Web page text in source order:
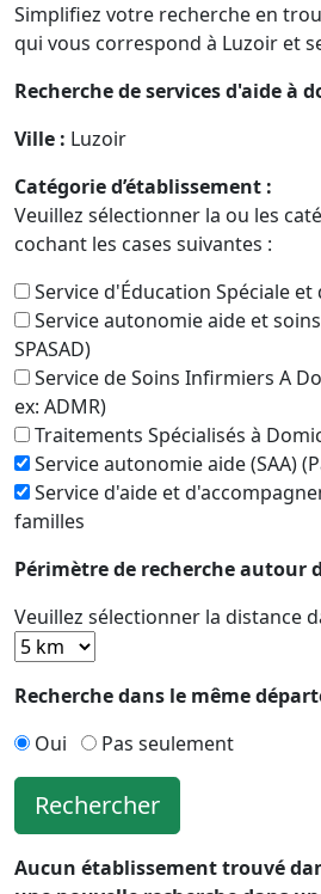
Simplifiez votre recherche en
qui vous correspond à Luzoir et
Recherche de services d'aide à
Ville : Luzoir
Catégorie d’établissement :
Veuillez sélectionner la ou les
cochant les cases suivantes :
Service d'Éducation Spéciale et
Service autonomie aide et soins
SPASAD)
Service de Soins Infirmiers A
ex: ADMR)
Traitements Spécialisés à
Service autonomie aide (SAA)
Service d'aide et
familles
Périmètre de recherche autour
Veuillez sélectionner la distance
Recherche dans le même
Oui
Pas seulement
Rechercher
Aucun établissement trouvé